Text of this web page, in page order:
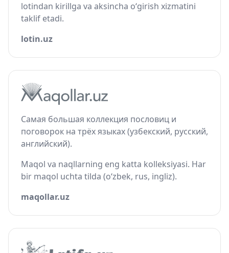
lotindan kirillga va aksincha o‘girish xizmatini
taklif etadi.
lotin.uz
Самая большая коллекция пословиц и
поговорок на трёх языках (узбекский, русский,
английский).
Maqol va naqllarning eng katta kolleksiyasi. Har
bir maqol uchta tilda (o‘zbek, rus, ingliz).
maqollar.uz